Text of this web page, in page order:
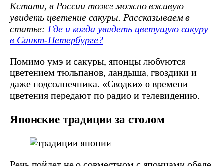
Кстати, в России тоже можно вживую
увидеть цветение сакуры. Рассказываем в
статье: Где и когда увидеть цветущую сакуру
в Санкт-Петербурге?
Помимо умэ и сакуры, японцы любуются
цветением тюльпанов, ландыша, гвоздики и
даже подсолнечника. «Сводки» о времени
цветения передают по радио и телевидению.
Японские традиции за столом